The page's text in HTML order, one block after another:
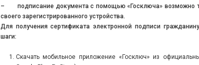
– подписание документа с помощью «Госключа» возможно
своего зарегистрированного устройства.
Для получения сертификата электронной подписи
шаги:
Скачать мобильное приложение «Госключ» из